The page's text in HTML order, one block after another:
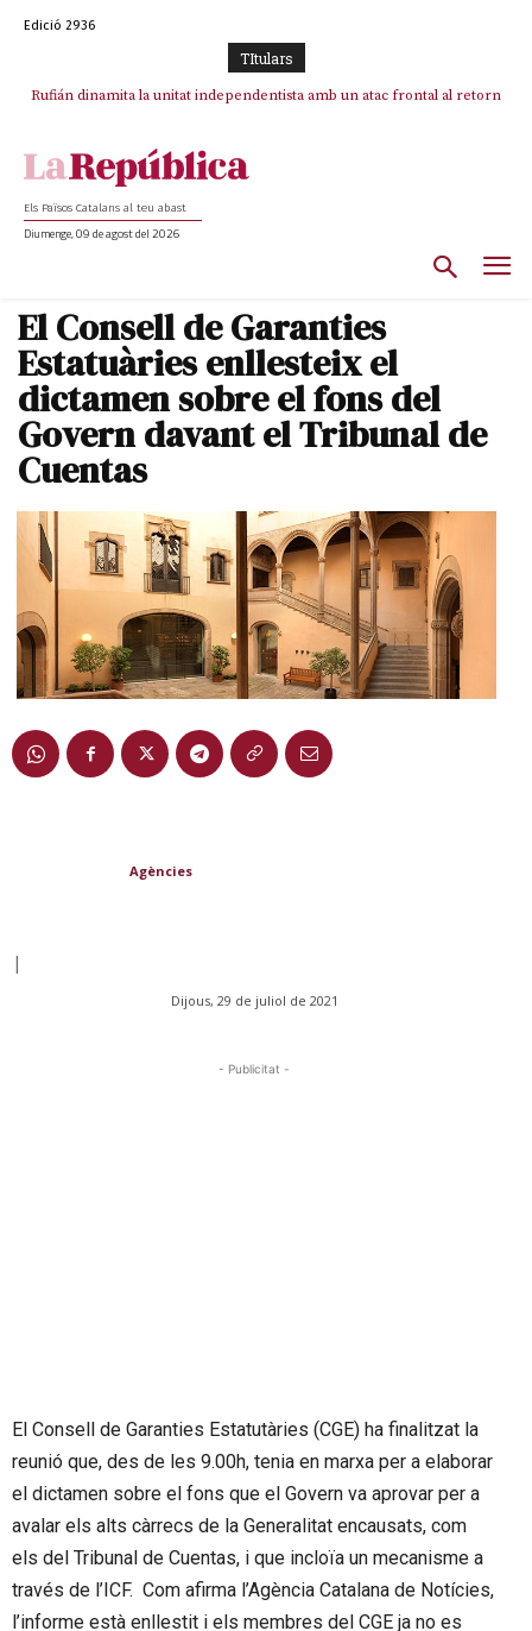
Edició 2936
TItulars
Rufián dinamita la unitat independentista amb un atac frontal al retorn
Puigdemont reivindica la transparència del seu retorn i manté el pols
Els Països Catalans al teu abast
Diumenge, 09 de agost del 2026
El Consell de Garanties
Estatuàries enllesteix el
dictamen sobre el fons del
Govern davant el Tribunal de
Cuentas
Agències
|
Dijous, 29 de juliol de 2021
- Publicitat -
El Consell de Garanties Estatutàries (CGE) ha finalitzat la
reunió que, des de les 9.00h, tenia en marxa per a elaborar
el dictamen sobre el fons que el Govern va aprovar per a
avalar els alts càrrecs de la Generalitat encausats, com
els del Tribunal de Cuentas, i que incloïa un mecanisme a
través de l’ICF. Com afirma l’Agència Catalana de Notícies,
l’informe està enllestit i els membres del CGE ja no es